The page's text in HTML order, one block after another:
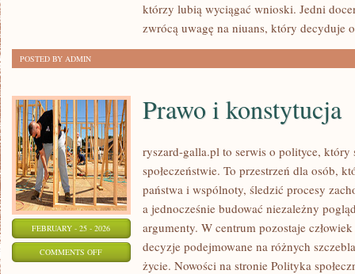
WĘDKARZAktórzy lubią wyciągać wnioski. Jedni
zwrócą uwagę na niuans, który decyduje
POSTED BY ADMIN
FEBRUARY - 25 - 2026
COMMENTS OFFON
Prawo i konstytucja
ryszard-galla.pl to serwis o polityce, który
społeczeństwie. To przestrzeń dla osób,
państwa i wspólnoty, śledzić procesy
a jednocześnie budować niezależny
argumenty. W centrum pozostaje
decyzje podejmowane na różnych
życie. Nowości na stronie Polityka